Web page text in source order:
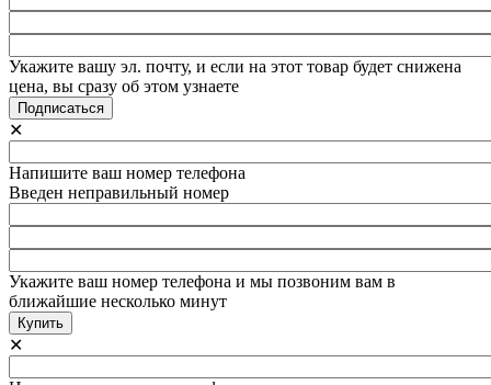
Укажите вашу эл. почту, и если на этот товар будет снижена
цена, вы сразу об этом узнаете
✕
Напишите ваш номер телефона
Введен неправильный номер
Укажите ваш номер телефона и мы позвоним вам в
ближайшие несколько минут
✕